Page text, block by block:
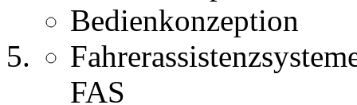
Bedienkonzeption
FAS